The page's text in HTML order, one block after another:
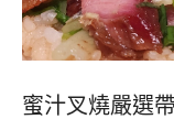
蜜汁叉燒嚴選